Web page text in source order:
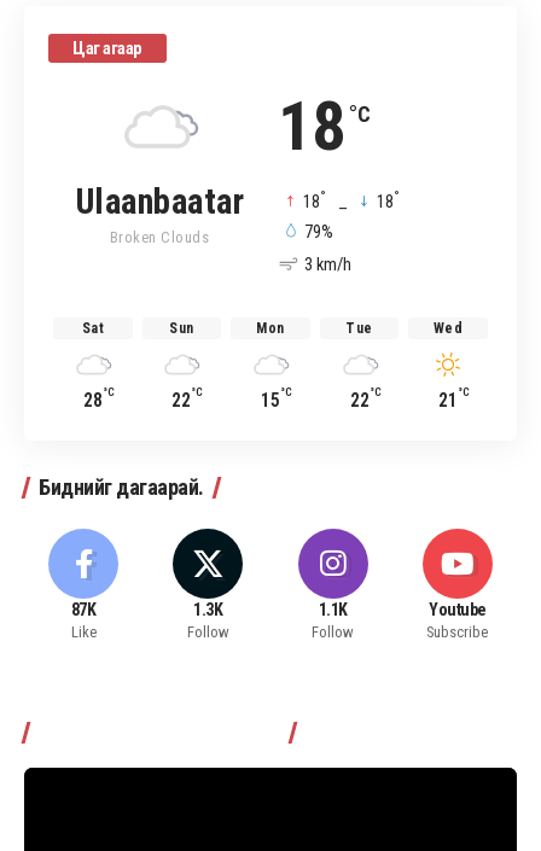
Цаг агаар
18 °C
Ulaanbaatar
Broken Clouds
18° 18°
79%
3 km/h
Sat
28°C
Sun
22°C
Mon
15°C
Tue
22°C
Wed
21 °C
Биднийг дагаарай.
87K
Like
1.3K
Follow
1.1K
Follow
Youtube
Subscribe